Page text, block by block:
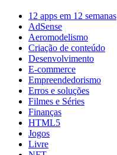
12 apps em 12 semanas
AdSense
Aeromodelismo
Criação de conteúdo
Desenvolvimento
E-commerce
Empreendedorismo
Erros e soluções
Filmes e Séries
Finanças
HTML5
Jogos
Livre